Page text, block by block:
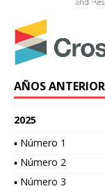
AÑOS
2025
▪ Número 1
▪ Número 2
▪ Número 3